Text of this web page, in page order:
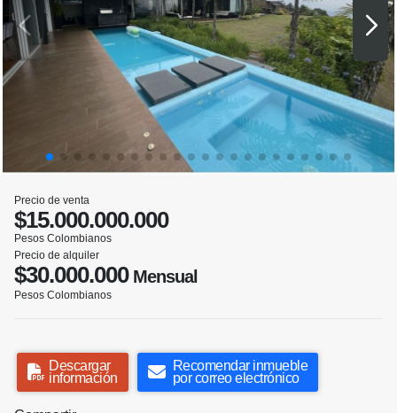
Precio de venta
$15.000.000.000
Pesos Colombianos
Precio de alquiler
$30.000.000Mensual
Pesos Colombianos
Descargar
información
Recomendar inmueble
por correo electrónico